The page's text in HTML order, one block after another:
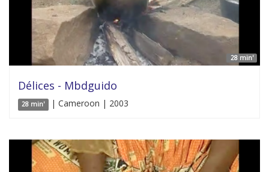
28 min'
Délices - Mbdguido
28 min' | Cameroon | 2003